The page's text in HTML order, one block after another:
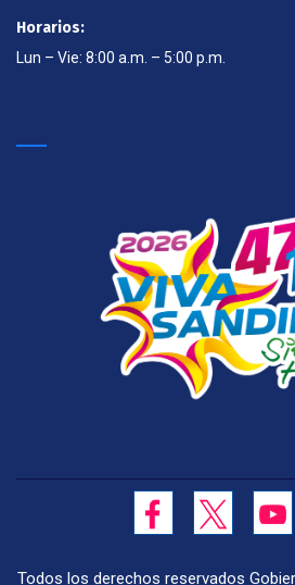
Horarios:
Lun – Vie: 8:00 a.m. – 5:00 p.m.
Todos los derechos reservados